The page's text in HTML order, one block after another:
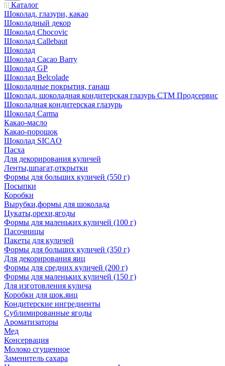
Каталог
Шоколад, глазури, какао
Шоколадный декор
Шоколад Chocovic
Шоколад Callebaut
Шоколад
Шоколад Cacao Barry
Шоколад GP
Шоколад Belcolade
Шоколадные покрытия, ганаш
Шоколад, шоколадная кондитерская глазурь СТМ Продсервис
Шоколадная кондитерская глазурь
Шоколад Carma
Какао-масло
Какао-порошок
Шоколад SICAO
Пасха
Для декорирования куличей
Ленты,шпагат,открытки
Формы для больших куличей (550 г)
Посыпки
Коробки
Вырубки,формы для шоколада
Цукаты,орехи,ягоды
Формы для маленьких куличей (100 г)
Пасочницы
Пакеты для куличей
Формы для больших куличей (350 г)
Для декорирования яиц
Формы для средних куличей (200 г)
Формы для маленьких куличей (150 г)
Для изготовления кулича
Коробки для шок.яиц
Кондитерские ингредиенты
Сублимированные ягоды
Ароматизаторы
Мед
Консервация
Молоко сгущенное
Заменитель сахара